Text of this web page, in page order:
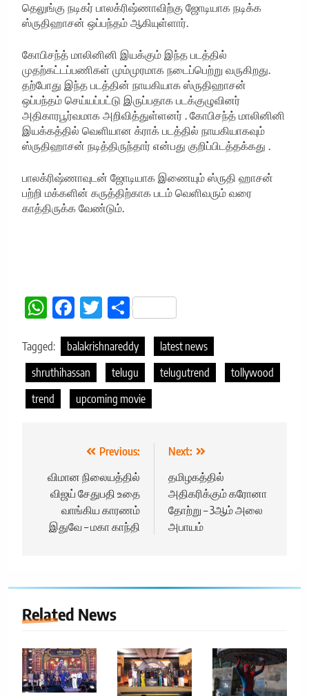
தெலுங்கு நடிகர் பாலக்ரிஷ்ணாவிற்கு ஜோடியாக நடிக்க
ஸ்ருதிஹாசன் ஒப்பந்தம் ஆகியுள்ளார்.
கோபிசந்த் மாலினினி இயக்கும் இந்த படத்தில்
முதற்கட்டப்பணிகள் மும்முரமாக நடைப்பெற்று வருகிறது.
தற்போது இந்த படத்தின் நாயகியாக ஸ்ருதிஹாசன்
ஒப்பந்தம் செய்யப்பட்டு இருப்பதாக படக்குழுவினர்
அதிகாரபூர்வமாக அறிவித்துள்ளனர் . கோபிசந்த் மாலினினி
இயக்கத்தில் வெளியான க்ராக் படத்தில் நாயகியாகவும்
ஸ்ருதிஹாசன் நடித்திருந்தார் என்பது குறிப்பிடத்தக்கது .
பாலக்ரிஷ்ணாவுடன் ஜோடியாக இணையும் ஸ்ருதி ஹாசன்
பற்றி மக்களின் கருத்திற்காக படம் வெளிவரும் வரை
காத்திருக்க வேண்டும்.
WhatsApp
Facebook
TwitterShare
Tagged: balakrishnareddy
latest news
shruthihassan
telugu telugutrend
tollywood
trend
upcoming movie
navigation
Previous:
விமான நிலையத்தில்
விஜய் சேதுபதி உதை
வாங்கிய காரணம்
இதுவே – மகா காந்தி
Next:
தமிழகத்தில்
அதிகரிக்கும் கரோனா
தோற்று – 3ஆம் அலை
அபாயம்
Related News